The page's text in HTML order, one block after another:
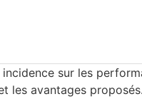
sur les
les avantages